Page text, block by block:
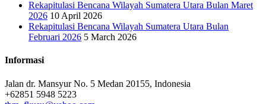
Rekapitulasi Bencana Wilayah Sumatera Utara Bulan Maret
2026 10 April 2026
Rekapitulasi Bencana Wilayah Sumatera Utara Bulan
Februari 2026 5 March 2026
Informasi
Jalan dr. Mansyur No. 5 Medan 20155, Indonesia
+62851 5948 5223